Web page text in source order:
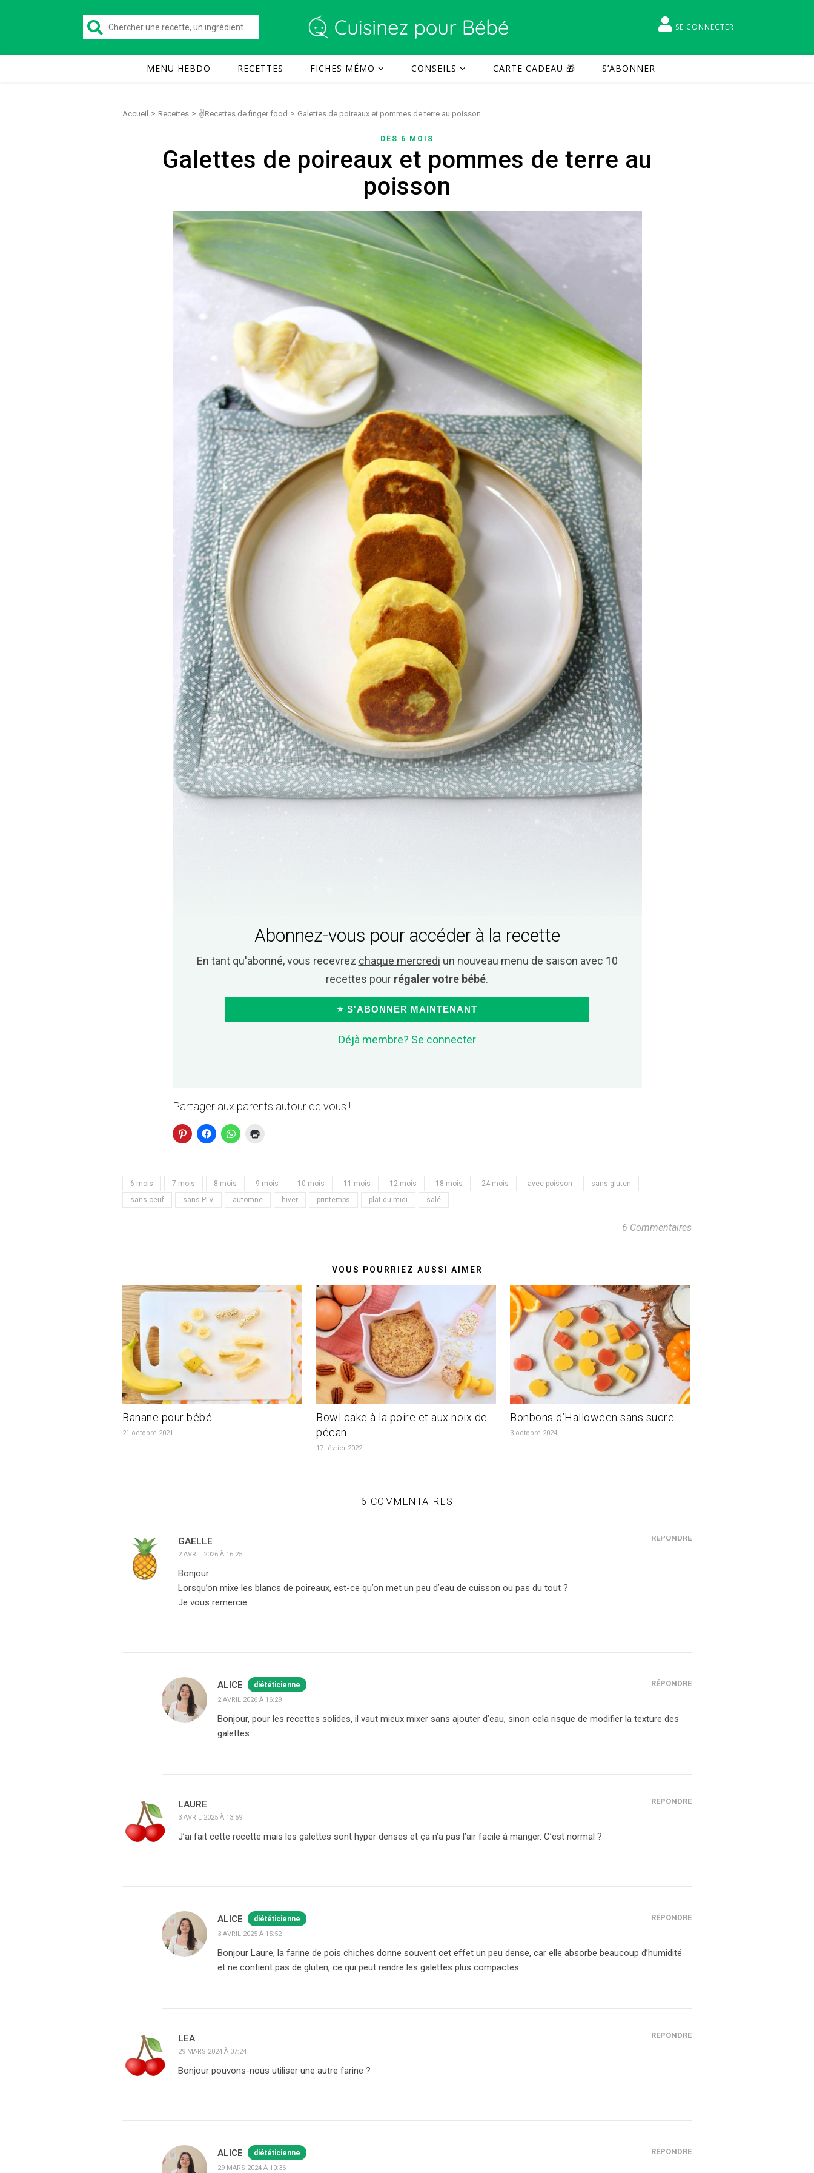
SE CONNECTER
MENU HEBDO RECETTES FICHES MÉMO CONSEILS CARTE CADEAU 🎁 S’ABONNER
Accueil > Recettes > ✌Recettes de finger food > Galettes de poireaux et pommes de terre au poisson
DÈS 6 MOIS
Galettes de poireaux et pommes de terre au
poisson
Abonnez-vous pour accéder à la recette
En tant qu'abonné, vous recevrez chaque mercredi un nouveau menu de saison avec 10
recettes pour régaler votre bébé.
⭐ S'ABONNER MAINTENANT
Déjà membre? Se connecter
Partager aux parents autour de vous !
6 mois 7 mois 8 mois 9 mois 10 mois 11 mois 12 mois 18 mois 24 mois avec poisson
sans gluten
sans oeuf
sans PLV automne hiver printemps plat du midi salé
6 Commentaires
VOUS POURRIEZ AUSSI AIMER
Banane pour bébé
21 octobre 2021
Bowl cake à la poire et aux noix de
pécan
17 février 2022
Bonbons d’Halloween sans sucre
3 octobre 2024
6 COMMENTAIRES
GAELLE
2 AVRIL 2026 À 16:25
RÉPONDRE
Bonjour
Lorsqu’on mixe les blancs de poireaux, est-ce qu’on met un peu d’eau de cuisson ou pas du tout ?
Je vous remercie
ALICE diététicienne
2 AVRIL 2026 À 16:29
RÉPONDRE
Bonjour, pour les recettes solides, il vaut mieux mixer sans ajouter d’eau, sinon cela risque de modifier la texture des
galettes.
LAURE
3 AVRIL 2025 À 13:59
RÉPONDRE
J’ai fait cette recette mais les galettes sont hyper denses et ça n’a pas l’air facile à manger. C’est normal ?
ALICE diététicienne
3 AVRIL 2025 À 15:52
RÉPONDRE
Bonjour Laure, la farine de pois chiches donne souvent cet effet un peu dense, car elle absorbe beaucoup d’humidité
et ne contient pas de gluten, ce qui peut rendre les galettes plus compactes.
LEA
29 MARS 2024 À 07:24
RÉPONDRE
Bonjour pouvons-nous utiliser une autre farine ?
ALICE diététicienne
29 MARS 2024 À 10:36
RÉPONDRE